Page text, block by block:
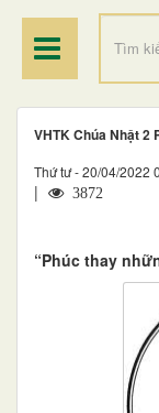
VHTK Chúa Nhật 2
Thứ tư - 20/04/2022
|
3872
“Phúc thay